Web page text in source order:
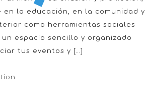
en la educación, en la comunidad y
como herramientas sociales
un espacio sencillo y organizado
tus eventos y […]